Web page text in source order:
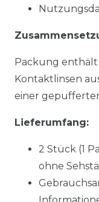
Packung enthält
Kontaktlinsen
einer
Lieferumfang:
2 Stück (1
ohne